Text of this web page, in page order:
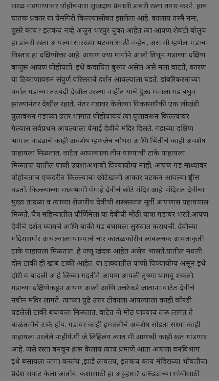
सरळ गडमाथ्यावर पोहोचनारा सुखदाय प्रवासी डांबरी रस्ता तयार करने. हाच
घातक प्रकार या पेमगिरी किल्ल्यासोबत झालेला आहे. कालाय तस्मै नमः,
दुसरे काय? इतकच नव्हे अजुन भरपुर चुका आहेत त्या आपण शेवटी बोलुच
हा डांबरी रस्ता आपल्या सारख्या भटक्यांसाठी नव्हेच, अस मी म्हणेल. गडाचा
विस्तार हा दक्षिणोत्तर आहे. आपण ज्या मार्गाने आलो तिथुन गडाच्या दक्षिण
बाजुस आपण पोहोचतो. इथे कदाचित बुरुज असेल असे मला वाटते, कारण
या ठिकाणावरुन संपुर्ण परिसराचे दर्शन आपल्याला घडते. डांबरिकरनाच्या
पर्वात गडाच्या तटबंदी देखील उरल्या नाहीत याचे दुःख मनाला गड बघुन
झाल्यानंतर देखील रहाते. नंतर गडावर केलेल्या विकासापैकी एक लोखंडी
पुलावरुन गडाच्या उत्तर भागात पोहोचायचं.त्या पुलावरून किल्ल्यावर
गेल्यास सर्वप्रथम आपल्याला पेमाई देवीचे मंदिर दिसते. गडाच्या दक्षिण
भागात वाड्याचे काही अवशेष म्हणजेच चौथरा आणि भिंतीचे काही अवशेष
पाहायला मिळतात. वाटेत आपल्याला तीन पाण्याची टाके पाहायला
मिळतात यातील पाणी उपशाअभावी पिण्यायोग्य नाही. आपण गड माथ्यावर
पोहोचताच एकंदरीत किल्ल्याचा छोटेखानी आकार पटकन आपल्या दृष्टीस
पडतो. किल्ल्याच्या मध्यभागी पेमाई देवीचे छोटे मंदिर आहे. मंदिरात देवीचा
मुख्य तांदळा व त्याच्या शेजारीच देवीची शस्त्रसज्ज मूर्ती आपणास पहावयास
मिळते. चैत्र महिन्यातील पौर्णिमेला या देवीची मोठी यात्रा गडावर भरते.आपण
देवीचे दर्शन घ्यायचे आणि बाकी गड बघायला सुरुवात करायची. देवीच्या
मंदिरासमोर आपल्याला पाण्याचे चार कातळकोरीव लांबलचक आयताकृती
टाके पाहायला मिळतात. हे जणू खंदक आहेत असेच भासते.यातील मधली
दोन टाकी ही खांब टाकी आहेत. या टाक्यातील पाणी पिण्यायोग्य असून इथे
दोरी व बादली आहे जिच्या मदतीने आपण आपली तृष्णा भागवू शकतो.
गडाच्या दक्षिणेकडून आपण आलो आणि उत्तरेकडे जाताना वाटेत देवीचे
नवीन मंदिर लागते. त्याच्या पुढे उत्तर टोकाला आपल्याला काही कोरडी
पडलेली टाकी बघायला मिळतात. वाटेत जे मोठं पाण्याचं तळ लागतं ते
बाळंतनीचे टाके होय. गडावर काही इमारतींचे अवशेष सोडता सध्या काही
पाहायला उरलेले नाहीये.मी जे लिहिलंय त्यात मी आणखी काही खंत मांडणार
आहे. जसे रस्ता बनवून ह्रास केलाय त्याच प्रमाणे आता आपला वनविभाग
इथे बसायला जागा करतंय ,झाडे लावतय, इतकंच काय मंदिराच्या भोवतीचा
प्रदेश सपाट केला जातोय. कशासाठी हा अट्टहास? दारुड्यांच्या सोयीसाठी